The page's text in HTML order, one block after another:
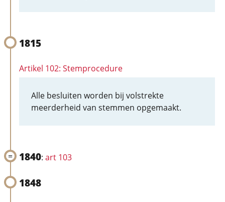
1815
Artikel 102: Stemprocedure
Alle besluiten worden bij volstrekte
meerderheid van stemmen opgemaakt.
1840: art 103
1848